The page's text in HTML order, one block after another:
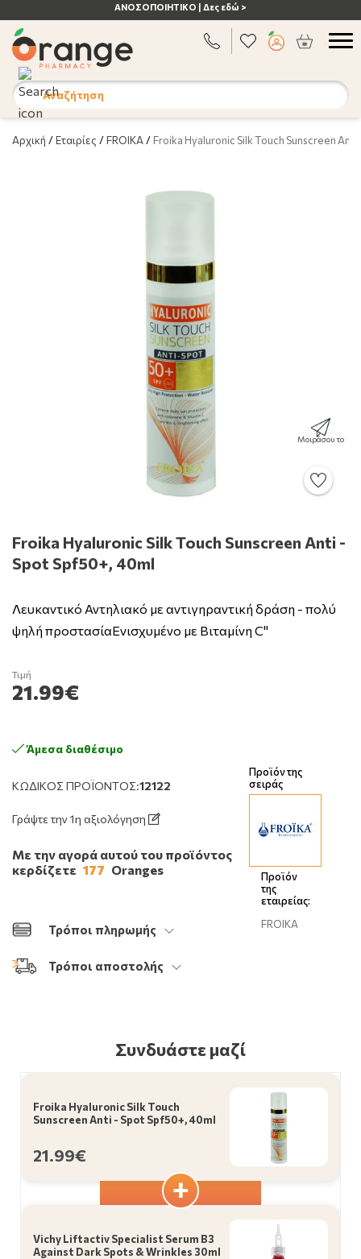
ΑΝΟΣΟΠΟΙΗΤΙΚΟ | Δες εδώ >
Αναζήτηση
Αρχική /Εταιρίες /FROIKA / Froika Hyaluronic Silk Touch Sunscreen
Μοιράσου το
Froika Hyaluronic Silk Touch Sunscreen Anti -
Spot Spf50+, 40ml
Λευκαντικό Αντηλιακό με αντιγηραντική δράση - πολύ
ψηλή προστασίαΕνισχυμένο με Βιταμίνη C"
ΚΩΔΙΚΌΣ ΠΡΟΪΌΝΤΟΣ:12122
Γράψτε την 1η αξιολόγηση
Άμεσα διαθέσιμο
Τιμή
21.99€
Με την αγορά αυτού του προϊόντος
κερδίζετε 177 Oranges
Τρόποι πληρωμής
Τρόποι αποστολής
Προϊόν της
σειράς
Προϊόν
της
εταιρείας:
FROIKA
Συνδυάστε μαζί
Froika Hyaluronic Silk Touch
Sunscreen Anti - Spot Spf50+, 40ml
21.99€
Vichy Liftactiv Specialist Serum B3
Against Dark Spots & Wrinkles 30ml